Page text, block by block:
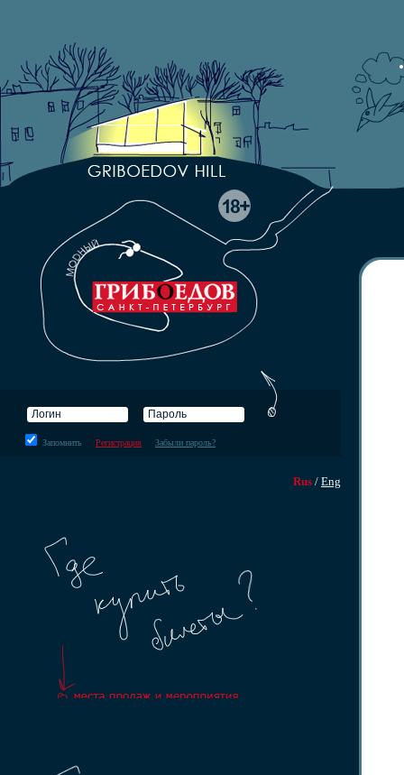
Запомнить Регистрация Забыли пароль?
Rus / Eng